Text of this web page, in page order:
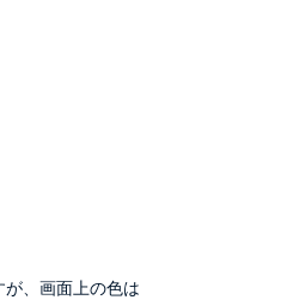
、画面上の色は